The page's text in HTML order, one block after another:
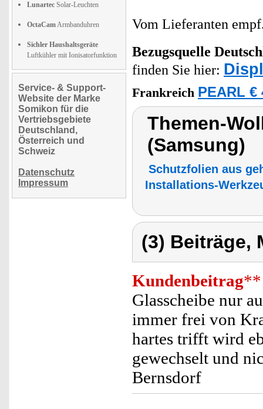
Lunartec Solar-Leuchten
OctaCamArmbanduhren
Sichler Haushaltsgeräte
Luftkühler mit Ionisatorfunktion
Service- & Support-
Website der Marke
Somikon für die
Vertriebsgebiete
Deutschland,
Österreich und
Schweiz
Datenschutz
Impressum
Vom Lieferanten
Bezugsquelle
finden Sie hier:
Frankreich PEARL €
Themen-
(Samsung)
Schutzfolien aus
Installations-
(3) Beiträge,
Kundenbeitrag**
Glasscheibe nur
immer frei von
hartes trifft wird
gewechselt und
Bernsdorf